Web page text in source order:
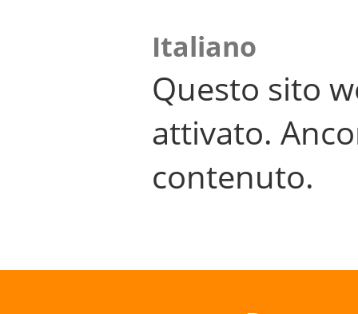
Italiano
Questo sito
attivato.
contenuto.